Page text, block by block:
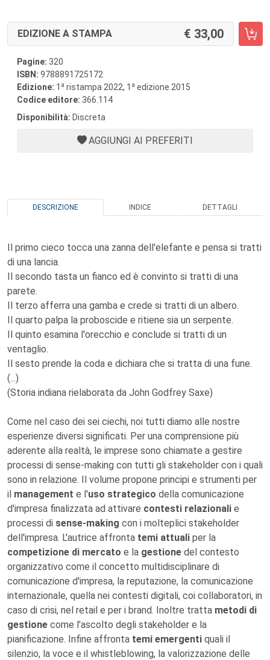
EDIZIONE A STAMPA 33,00
Pagine: 320
ISBN: 9788891725172
Edizione: 1 a ristampa 2022, 1 a edizione 2015
Codice editore: 366.114
Disponibilità: Discreta
AGGIUNGI AI PREFERITI
DESCRIZIONE INDICE DETTAGLI
Il primo cieco tocca una zanna dell'elefante e pensa si tratti
di una lancia.
Il secondo tasta un fianco ed è convinto si tratti di una
parete.
Il terzo afferra una gamba e crede si tratti di un albero.
Il quarto palpa la proboscide e ritiene sia un serpente.
Il quinto esamina l'orecchio e conclude si tratti di un
ventaglio.
Il sesto prende la coda e dichiara che si tratta di una fune.
(...)
(Storia indiana rielaborata da John Godfrey Saxe)
Come nel caso dei sei ciechi, noi tutti diamo alle nostre
esperienze diversi significati. Per una comprensione più
aderente alla realtà, le imprese sono chiamate a gestire
processi di sense-making con tutti gli stakeholder con i quali
sono in relazione. Il volume propone principi e strumenti per
il management e l'uso strategico della comunicazione
d'impresa finalizzata ad attivare contesti relazionali e
processi di sense-making con i molteplici stakeholder
dell'impresa. L'autrice affronta temi attuali per la
competizione di mercato e la gestione del contesto
organizzativo come il concetto multidisciplinare di
comunicazione d'impresa, la reputazione, la comunicazione
internazionale, quella nei contesti digitali, coi collaboratori, in
caso di crisi, nel retail e per i brand. Inoltre tratta metodi di
gestione come l'ascolto degli stakeholder e la
pianificazione. Infine affronta temi emergenti quali il
silenzio, la voce e il whistleblowing, la valorizzazione delle